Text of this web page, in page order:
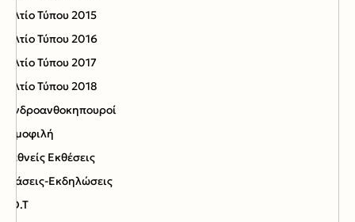
Δελτίο Τύπου 2015
Δελτίο Τύπου 2016
Δελτίο Τύπου 2017
Δελτίο Τύπου 2018
Δενδροανθοκηπουροί
Δημοφιλή
Διεθνείς Εκθέσεις
Δράσεις-Εκδηλώσεις
Ε.Ο.Τ